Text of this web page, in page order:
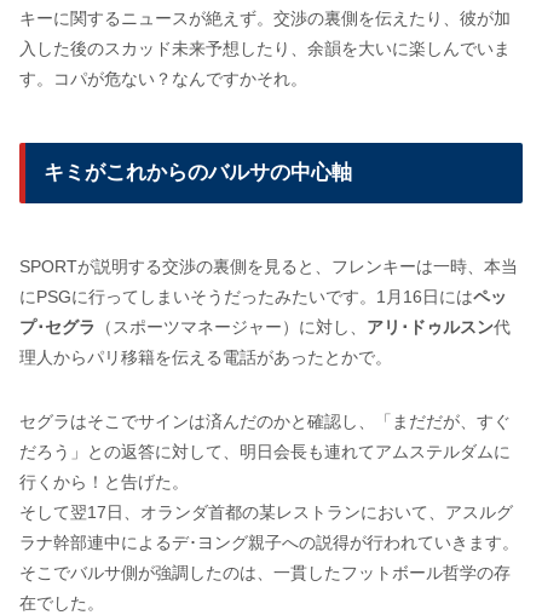
キーに関するニュースが絶えず。交渉の裏側を伝えたり、彼が加
入した後のスカッド未来予想したり、余韻を大いに楽しんでいま
す。コパが危ない？なんですかそれ。
キミがこれからのバルサの中心軸
SPORTが説明する交渉の裏側を見ると、フレンキーは一時、本当
にPSGに行ってしまいそうだったみたいです。1月16日にはペッ
プ･セグラ
（スポーツマネージャー）に対し、 アリ･ドゥルスン代
理人からパリ移籍を伝える電話があったとかで。
セグラはそこでサインは済んだのかと確認し、「まだだが、すぐ
だろう」との返答に対して、明日会長も連れてアムステルダムに
行くから！と告げた。
そして翌17日、オランダ首都の某レストランにおいて、アスルグ
ラナ幹部連中によるデ･ヨング親子への説得が行われていきます。
そこでバルサ側が強調したのは、一貫したフットボール哲学の存
在でした。